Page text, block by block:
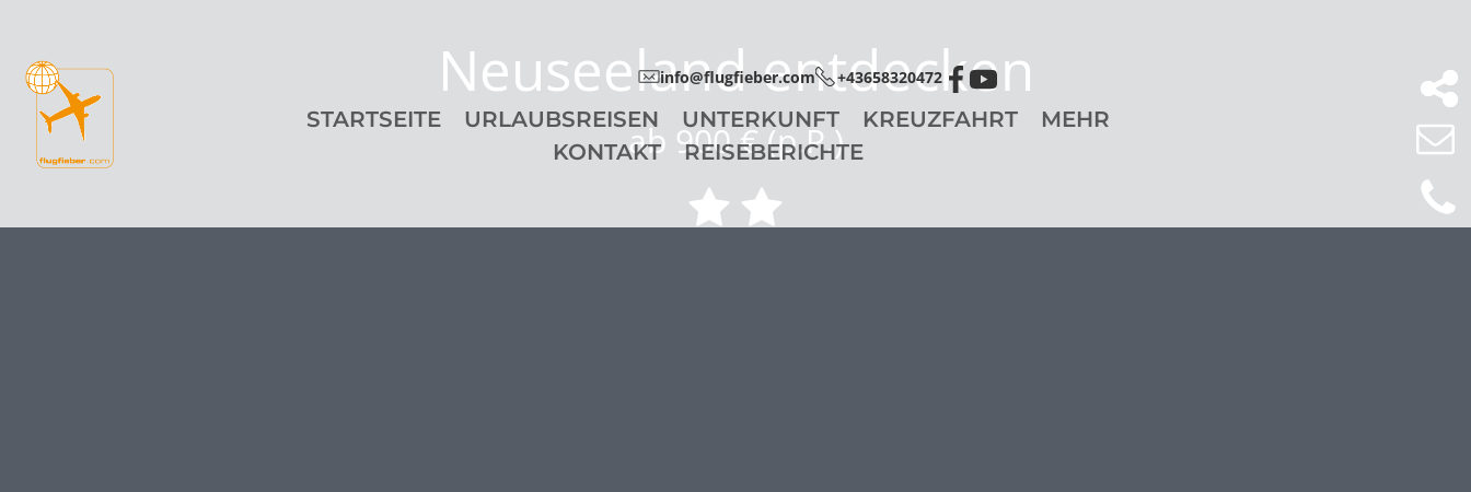
info@flugfieber.com +43658320472
STARTSEITE URLAUBSREISEN UNTERKUNFT KREUZFAHRT
MEHR
KONTAKT
REISEBERICHTE
Neuseeland entdecken
ab 900 € (p.P.)